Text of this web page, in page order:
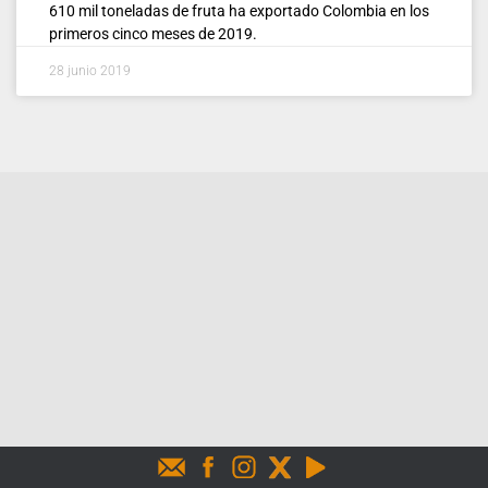
610 mil toneladas de fruta ha exportado Colombia en los
primeros cinco meses de 2019.
28 junio 2019